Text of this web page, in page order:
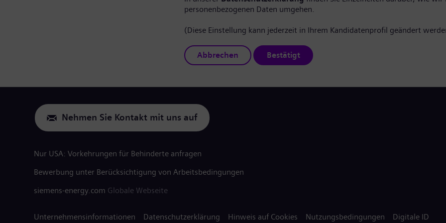
personenbezogenen Daten umgehen.
(Diese Einstellung kann jederzeit in Ihrem Kandidatenprofil geändert
Abbrechen Bestätigt
Nehmen Sie Kontakt mit uns auf
Nur USA: Vorkehrungen für Behinderte anfragen
Bewerbung unter Berücksichtigung von Arbeitsbedingungen
siemens-energy.com Globale Webseite
Unternehmensinformationen Datenschutzerklärung Hinweis auf Cookies Nutzungsbedingungen Digitale ID